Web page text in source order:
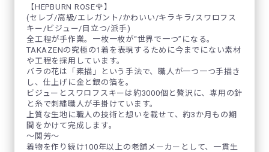
【HEPBURN ROSE🌹】
(セレブ/高級/エレガント/かわいい/キラキラ/スワロフス
キー/ビジュー/目立つ/派手)
全工程が手作業。一枚一枚が“世界で一つ”になる。
TAKAZENの究極の1着を表現するために今までにない素材
や工程を採用しています。
バラの花は「素描」という手法で、職人が一つ一つ手描き
し、仕上げに金と銀の箔を。
ビジューとスワロフスキーは約3000個と贅沢に、専用の針
と糸で刺繍職人が手掛けています。
上質な生地に職人の技術と想いを載せて、約3か月もの期
間をかけて完成します。
～関芳～
着物を作り続け100年以上の老舗メーカーとして、一貫生